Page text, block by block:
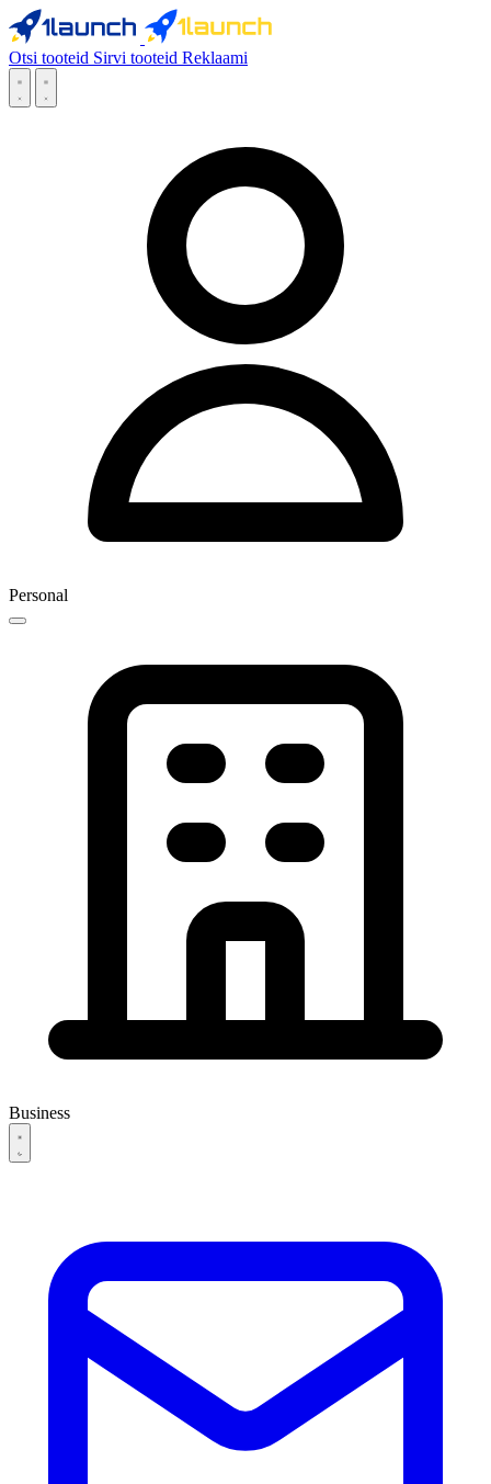
Otsi tooteid Sirvi tooteid Reklaami
Personal
Business